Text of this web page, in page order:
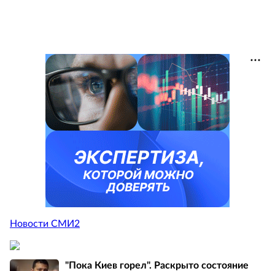
Новости СМИ2
"Пока Киев горел". Раскрыто состояние